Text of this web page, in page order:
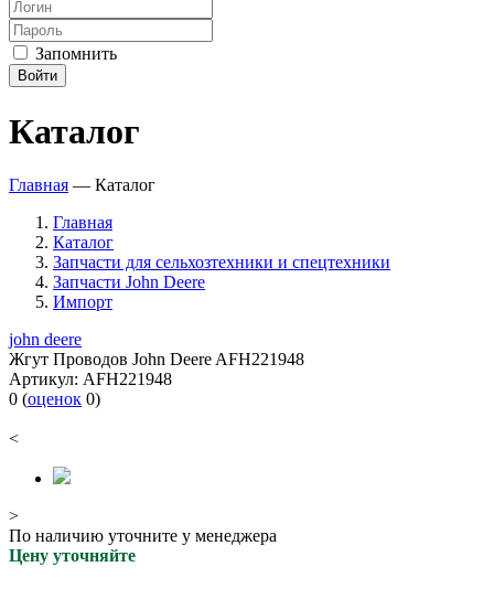
Запомнить
Войти
Каталог
Главная — Каталог
Главная
Каталог
Запчасти для сельхозтехники и спецтехники
Запчасти John Deere
Импорт
john deere
Жгут Проводов John Deere AFH221948
Артикул: AFH221948
0 (оценок 0)
<
>
По наличию уточните у менеджера
Цену уточняйте